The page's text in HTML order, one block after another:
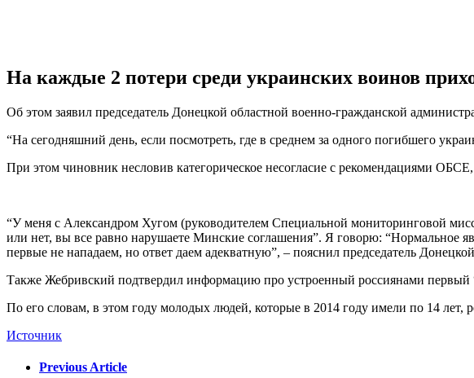
На каждые 2 потери среди украинских воинов
Об этом заявил председатель Донецкой областной военно-гражданской
“На сегодняшний день, если посмотреть, где в среднем за одного погибшего
При этом чиновник несловив категорическое несогласие с рекомендациями
“У меня с Александром Хугом (руководителем Специальной мониторинговой
или нет, вы все равно нарушаете Минские соглашения”. Я говорю: “Нормальное
первые не нападаем, но ответ даем адекватную”, – пояснил председатель
Также Жебривский подтвердил информацию про устроенный россиянами первый
По его словам, в этом году молодых людей, которые в 2014 году имели по 14 лет,
Источник
Previous Article